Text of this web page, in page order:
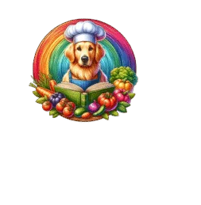
conteúdo